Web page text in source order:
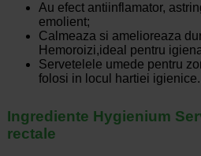
Au efect antiinflamator,
emolient;
Calmeaza si amelioreaza
Hemoroizi,ideal pentru
Servetelele umede pentru
folosi in locul hartiei igienice.
Ingrediente Hygienium
rectale